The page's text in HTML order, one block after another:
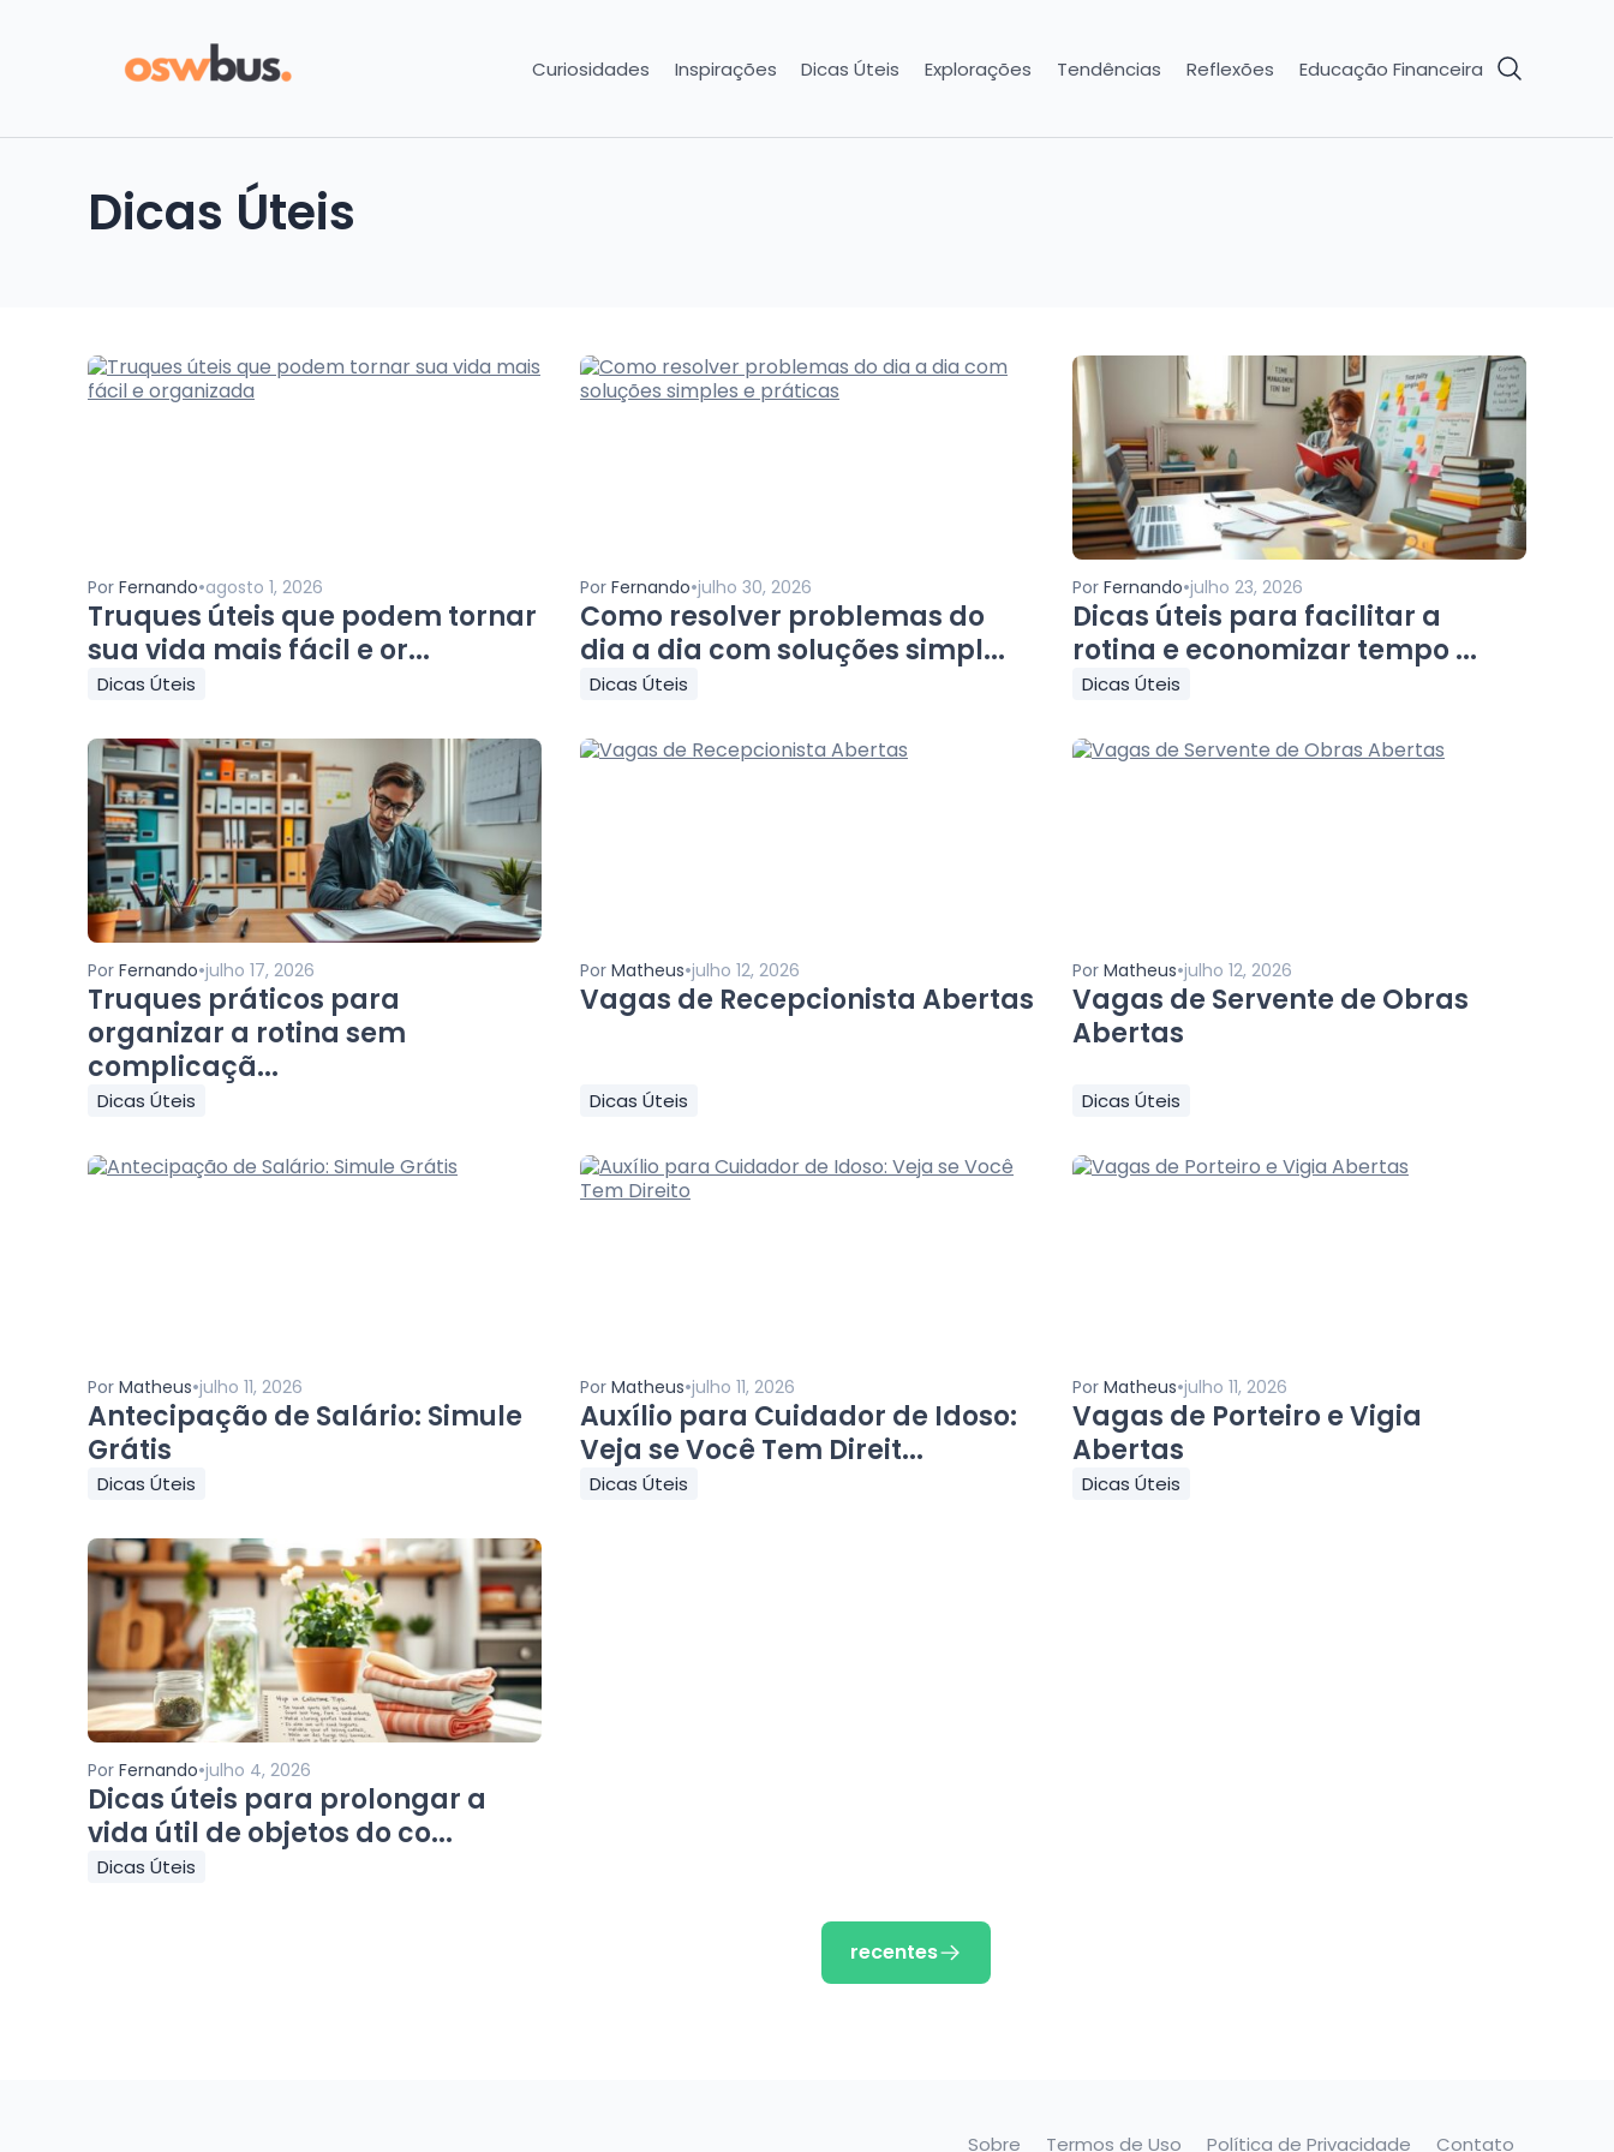
Curiosidades Inspirações Dicas Úteis Explorações Tendências Reflexões Educação Financeira
Dicas Úteis
Por Fernando•agosto 1, 2026
Truques úteis que podem tornar
sua vida mais fácil e or...
Dicas Úteis
Por Fernando•julho 30, 2026
Como resolver problemas do
dia a dia com soluções simpl...
Dicas Úteis
Por Fernando•julho 23, 2026
Dicas úteis para facilitar a
rotina e economizar tempo ...
Dicas Úteis
Por Fernando•julho 17, 2026
Truques práticos para
organizar a rotina sem
complicaçã...
Dicas Úteis
Por Matheus•julho 12, 2026
Vagas de Recepcionista Abertas
Dicas Úteis
Por Matheus•julho 12, 2026
Vagas de Servente de Obras
Abertas
Dicas Úteis
Por Matheus•julho 11, 2026
Antecipação de Salário: Simule
Grátis
Dicas Úteis
Por Matheus•julho 11, 2026
Auxílio para Cuidador de Idoso:
Veja se Você Tem Direit...
Dicas Úteis
Por Matheus•julho 11, 2026
Vagas de Porteiro e Vigia
Abertas
Dicas Úteis
Por Fernando•julho 4, 2026
Dicas úteis para prolongar a
vida útil de objetos do co...
Dicas Úteis
recentes
Sobre Termos de Uso Política de Privacidade Contato